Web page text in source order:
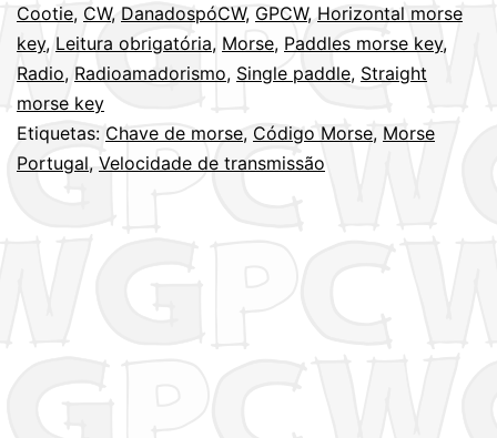
de
em
CW
Cootie, CW, DanadospóCW, GPCW, Horizontal morse
key, Leitura obrigatória, Morse, Paddles morse key,
Radio, Radioamadorismo, Single paddle, Straight
morse key
Etiquetas: Chave de morse, Código Morse, Morse
Portugal, Velocidade de transmissão